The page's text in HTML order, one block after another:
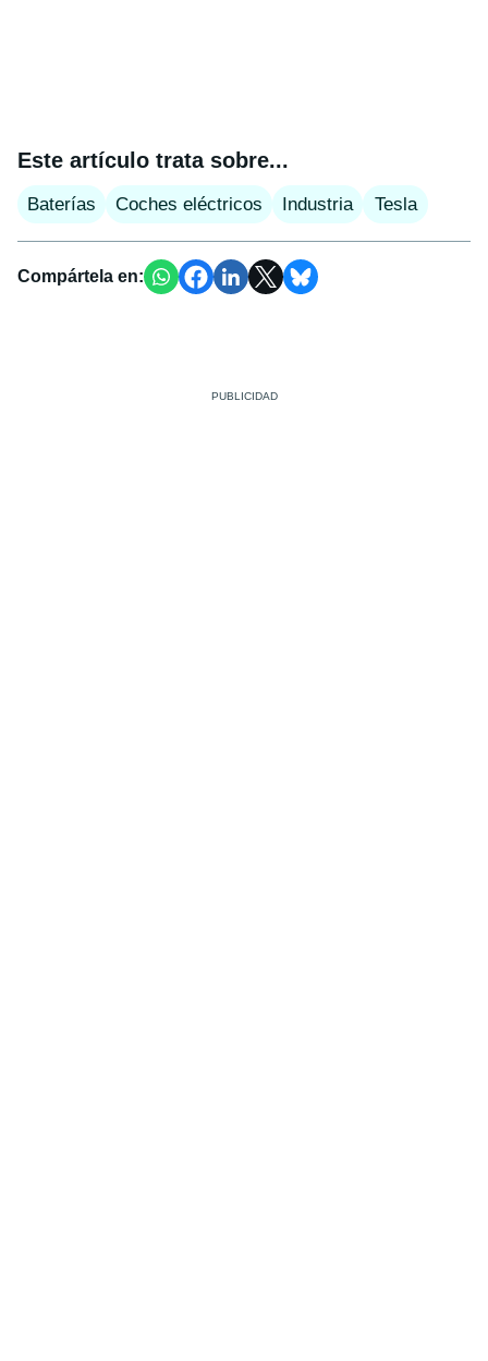
Este artículo trata sobre...
Baterías Coches eléctricos Industria Tesla
Compártela en: